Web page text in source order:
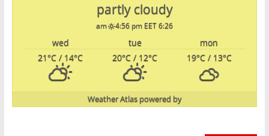
partly cloudy
6:26 am
4:56 pm EET
mon
tue
wed
19°C/ 13°C
20°C / 12°C
21°C / 14°C
powered by
Weather Atlas